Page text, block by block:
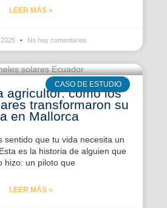
LEER MÁS »
No hay comentarios
CASO DE ESTUDIO
agricultor: cómo los
transformaron su
en Mallorca
sentido que tu vida necesita un
es la historia de alguien que
hizo: un piloto que
LEER MÁS »